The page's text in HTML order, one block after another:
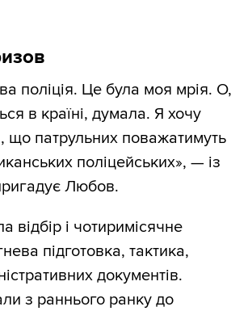
поліція. Це була моя мрія. О,
в країні, думала. Я хочу
що патрульних поважатимуть
поліцейських», — із
Любов.
відбір і чотиримісячне
підготовка, тактика,
документів.
з раннього ранку до